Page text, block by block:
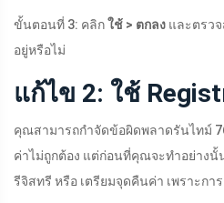
ขั้นตอนที่ 3: คลิกใช้ > ตกลง และตรว
อยู่หรือไม่
แก้ไข 2: ใช้
คุณสามารถกำจัดข้อผิดพลาดรันไทม์
ค่าไม่ถูกต้อง แต่ก่อนที่คุณจะทำอย่าง
รีจิสทรี หรือ เตรียมจุดคืนค่า เพราะกา